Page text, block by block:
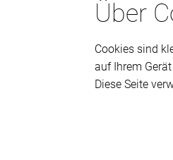
Über
Cookies sind
auf Ihrem
Diese Seite